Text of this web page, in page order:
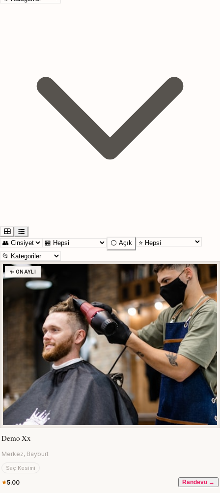
⚪ Açık
✨ ONAYLI
Demo Xx
Merkez, Bayburt
Saç Kesimi
5.00 Randevu →